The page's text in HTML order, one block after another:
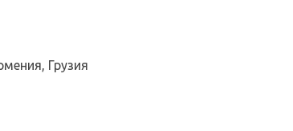
Грузия